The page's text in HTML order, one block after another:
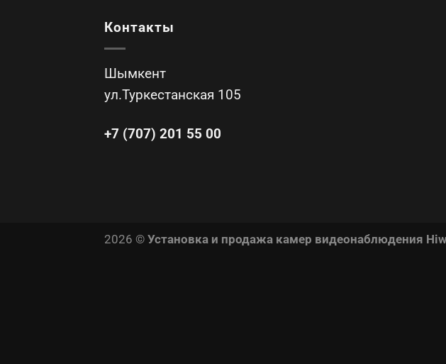
Контакты
Шымкент
ул.Туркестанская 105
+7 (707) 201 55 00
2026 © Установка и продажа камер видеонаблюдения